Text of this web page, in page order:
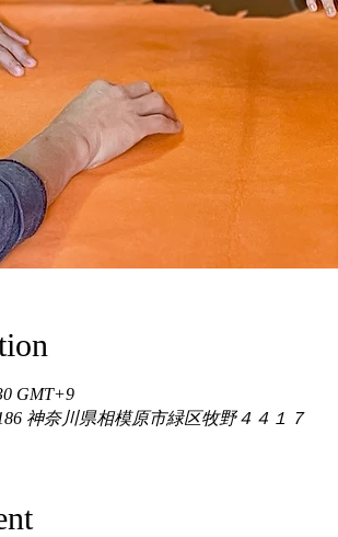
GMT+9
神奈川県相模原市緑区牧野４４１７